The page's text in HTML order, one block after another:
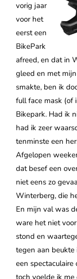
vorig jaar
voor het
eerst een
BikePark
afreed, en dat in
gleed en met
smakte, ben ik
full face mask (of
Bikepark. Had ik
had ik zeer
tenminste een
Afgelopen
dat besef een
niet eens zo
Winterberg, die
En mijn val was
ware het niet
stond en
tegen aan
een spectaculaire